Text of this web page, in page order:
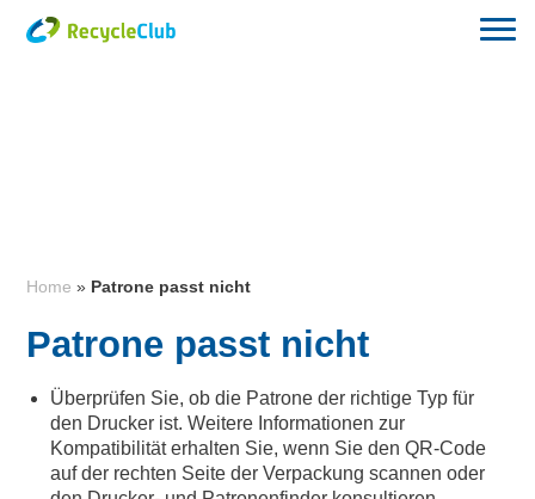
Home » Patrone passt nicht
Patrone passt nicht
Überprüfen Sie, ob die Patrone der richtige Typ für
den Drucker ist. Weitere Informationen zur
Kompatibilität erhalten Sie, wenn Sie den QR-Code
auf der rechten Seite der Verpackung scannen oder